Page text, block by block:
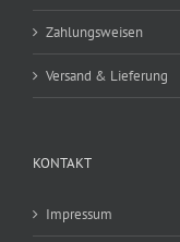
Zahlungsweisen
Versand & Lieferung
KONTAKT
Impressum